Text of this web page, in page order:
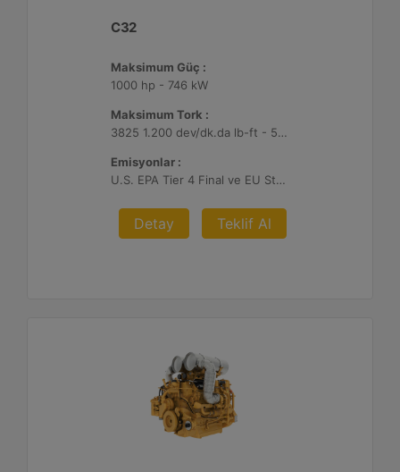
C32
Maksimum Güç :
1000 hp - 746 kW
Maksimum Tork :
3825 1.200 dev/dk.da lb-ft - 5186 1.200 dev/dk.da Nm
Emisyonlar :
U.S. EPA Tier 4 Final ve EU Stage V
Detay Teklif Al